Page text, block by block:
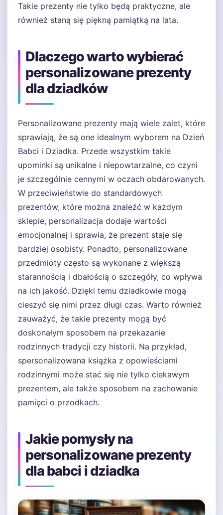
Takie prezenty nie tylko będą praktyczne, ale
również staną się piękną pamiątką na lata.
Dlaczego warto wybierać
personalizowane prezenty
dla dziadków
Personalizowane prezenty mają wiele zalet, które
sprawiają, że są one idealnym wyborem na Dzień
Babci i Dziadka. Przede wszystkim takie
upominki są unikalne i niepowtarzalne, co czyni
je szczególnie cennymi w oczach obdarowanych.
W przeciwieństwie do standardowych
prezentów, które można znaleźć w każdym
sklepie, personalizacja dodaje wartości
emocjonalnej i sprawia, że prezent staje się
bardziej osobisty. Ponadto, personalizowane
przedmioty często są wykonane z większą
starannością i dbałością o szczegóły, co wpływa
na ich jakość. Dzięki temu dziadkowie mogą
cieszyć się nimi przez długi czas. Warto również
zauważyć, że takie prezenty mogą być
doskonałym sposobem na przekazanie
rodzinnych tradycji czy historii. Na przykład,
spersonalizowana książka z opowieściami
rodzinnymi może stać się nie tylko ciekawym
prezentem, ale także sposobem na zachowanie
pamięci o przodkach.
Jakie pomysły na
personalizowane prezenty
dla babci i dziadka